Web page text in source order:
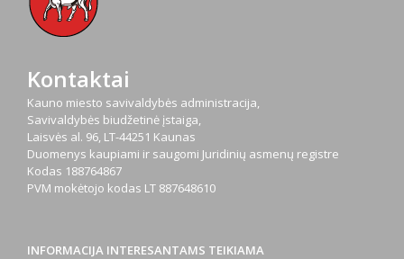
Kontaktai
Kauno miesto savivaldybės administracija,
Savivaldybės biudžetinė įstaiga,
Laisvės al. 96, LT-44251 Kaunas
Duomenys kaupiami ir saugomi Juridinių asmenų registre
Kodas 188764867
PVM mokėtojo kodas LT 887648610
INFORMACIJA INTERESANTAMS TEIKIAMA